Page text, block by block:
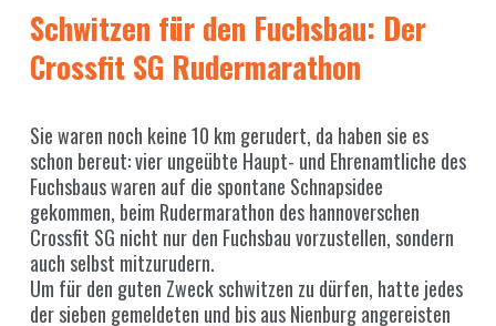
Schwitzen für den Fuchsbau: Der
Crossfit SG Rudermarathon
Sie waren noch keine 10 km gerudert, da haben sie es
schon bereut: vier ungeübte Haupt- und Ehrenamtliche des
Fuchsbaus waren auf die spontane Schnapsidee
gekommen, beim Rudermarathon des hannoverschen
Crossfit SG nicht nur den Fuchsbau vorzustellen, sondern
auch selbst mitzurudern.
Um für den guten Zweck schwitzen zu dürfen, hatte jedes
der sieben gemeldeten und bis aus Nienburg angereisten